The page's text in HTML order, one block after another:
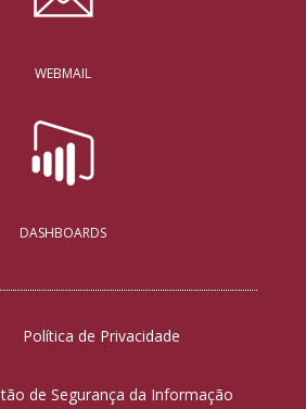
WEBMAIL
DASHBOARDS
Política de Privacidade
de Segurança da Informação